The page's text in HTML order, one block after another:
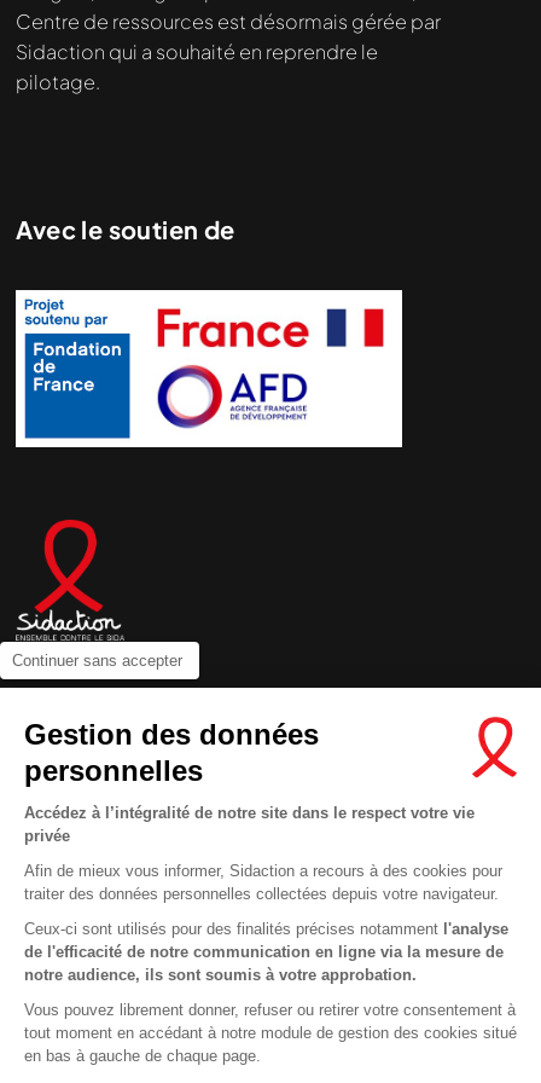
Continuer sans accepter
Gestion des données
personnelles
Accédez à l’intégralité de notre site dans le respect votre vie
privée
Afin de mieux vous informer, Sidaction a recours à des cookies pour
traiter des données personnelles collectées depuis votre navigateur.
Ceux-ci sont utilisés pour des finalités précises notamment l'analyse
de l'efficacité de notre communication en ligne via la mesure de
notre audience, ils sont soumis à votre approbation.
Vous pouvez librement donner, refuser ou retirer votre consentement à
tout moment en accédant à notre module de gestion des cookies situé
en bas à gauche de chaque page.
Centre de ressources est désormais gérée par
Sidaction qui a souhaité en reprendre le
pilotage.
Avec le soutien de
Newsletter
Nous suivre sur les réseaux :
MENTIONS LÉGALES
CONDITIONS D’UTILISATION ET PROTECTION DES DONNÉES
COOKIES
This site uses cookies and gives you control over what you want to
En savoir plus